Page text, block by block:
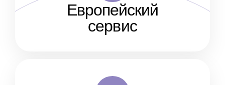
Европейский
сервис